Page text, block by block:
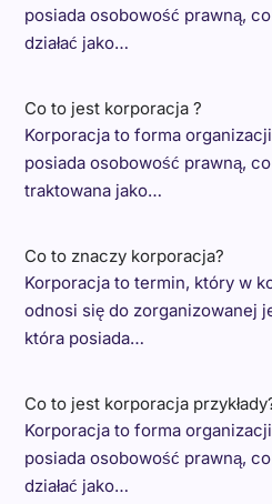
posiada osobowość prawną,
działać jako…
Co to jest korporacja ?
Korporacja to forma
posiada osobowość prawną,
traktowana jako…
Co to znaczy korporacja?
Korporacja to termin, który w
odnosi się do zorganizowanej
która posiada…
Co to jest korporacja
Korporacja to forma
posiada osobowość prawną,
działać jako…